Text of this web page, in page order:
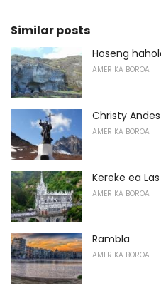
Similar posts
Hoseng
AMERIKA BOROA
Christy
AMERIKA BOROA
Kereke ea
AMERIKA BOROA
Rambla
AMERIKA BOROA